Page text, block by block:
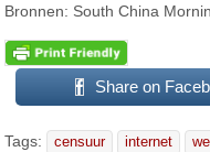
Bronnen: South China
Share on
Tags: censuur internet